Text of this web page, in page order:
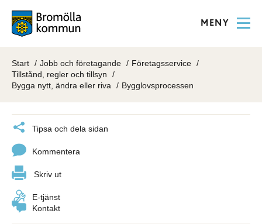
MENY
Start Jobb och företagande
Företagsservice
Tillstånd, regler och tillsyn
Bygga nytt, ändra eller riva
Bygglovsprocessen
Tipsa och dela sidan
Kommentera
Skriv ut
E-tjänst
Kontakt